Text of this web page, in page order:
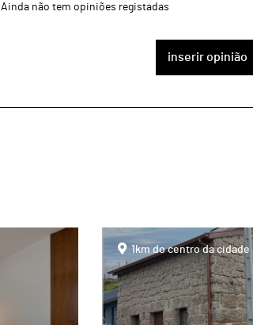
Ainda não tem opiniões registadas
inserir opinião
page1km do centro da cidade